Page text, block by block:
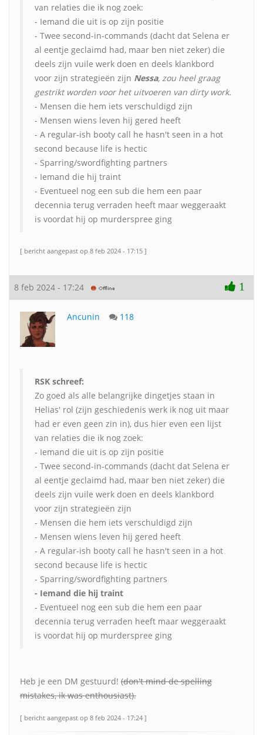
van relaties die ik nog zoek:
- Iemand die uit is op zijn positie
- Twee second-in-commands (dacht dat Selena er
al eentje geclaimd had, maar ben niet zeker) die
deels zijn vuile werk doen en deels klankbord
voor zijn strategieën zijn Nessa, zou heel graag
gestrikt worden voor het uitvoeren van dirty work.
- Mensen die hem iets verschuldigd zijn
- Mensen wiens leven hij gered heeft
- A regular-ish booty call he hasn't seen in a hot
second because life is hectic
- Sparring/swordfighting partners
- Iemand die hij traint
- Eventueel nog een sub die hem een paar
decennia terug verraden heeft maar weggeraakt
is voordat hij op murderspree ging
[ bericht aangepast op 8 feb 2024 - 17:15 ]
8 feb 2024 - 17:24 1
Ancunin 118
RSK schreef:
Zo goed als alle belangrijke dingetjes staan in
Helias' rol (zijn geschiedenis werk ik nog uit maar
had er even geen zin in), dus hier even een lijst
van relaties die ik nog zoek:
- Iemand die uit is op zijn positie
- Twee second-in-commands (dacht dat Selena er
al eentje geclaimd had, maar ben niet zeker) die
deels zijn vuile werk doen en deels klankbord
voor zijn strategieën zijn
- Mensen die hem iets verschuldigd zijn
- Mensen wiens leven hij gered heeft
- A regular-ish booty call he hasn't seen in a hot
second because life is hectic
- Sparring/swordfighting partners
- Iemand die hij traint
- Eventueel nog een sub die hem een paar
decennia terug verraden heeft maar weggeraakt
is voordat hij op murderspree ging
Heb je een DM gestuurd! (don't mind de spelling
mistakes, ik was enthousiast).
[ bericht aangepast op 8 feb 2024 - 17:24 ]